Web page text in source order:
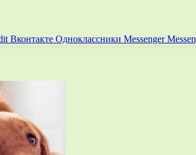
Вконтакте Одноклассники Messenger